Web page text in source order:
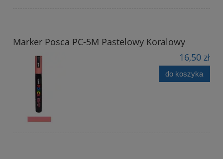
Marker Posca PC-5M Pastelowy Koralowy
16,50 zł
do koszyka